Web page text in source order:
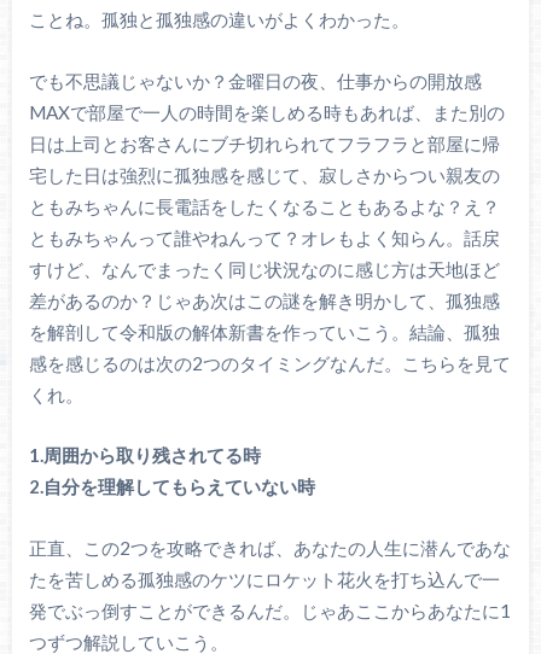
ことね。孤独と孤独感の違いがよくわかった。
でも不思議じゃないか？金曜日の夜、仕事からの開放感
MAXで部屋で一人の時間を楽しめる時もあれば、また別の
日は上司とお客さんにブチ切れられてフラフラと部屋に帰
宅した日は強烈に孤独感を感じて、寂しさからつい親友の
ともみちゃんに長電話をしたくなることもあるよな？え？
ともみちゃんって誰やねんって？オレもよく知らん。話戻
すけど、なんでまったく同じ状況なのに感じ方は天地ほど
差があるのか？じゃあ次はこの謎を解き明かして、孤独感
を解剖して令和版の解体新書を作っていこう。結論、孤独
感を感じるのは次の2つのタイミングなんだ。こちらを見て
くれ。
1.周囲から取り残されてる時
2.自分を理解してもらえていない時
正直、この2つを攻略できれば、あなたの人生に潜んであな
たを苦しめる孤独感のケツにロケット花火を打ち込んで一
発でぶっ倒すことができるんだ。じゃあここからあなたに1
つずつ解説していこう。